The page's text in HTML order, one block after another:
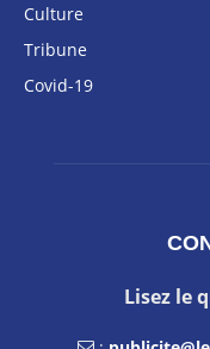
Culture
Tribune
Covid-19
Lisez le